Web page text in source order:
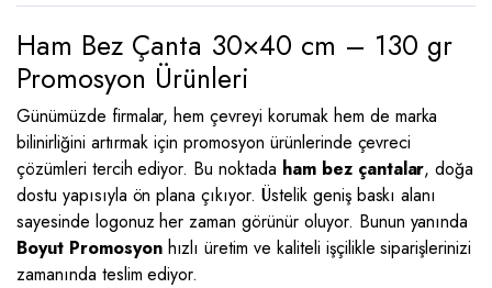
Ham Bez Çanta 30×40 cm – 130 gr
Promosyon Ürünleri
Günümüzde firmalar, hem çevreyi korumak hem de marka
bilinirliğini artırmak için promosyon ürünlerinde çevreci
çözümleri tercih ediyor. Bu noktada ham bez çantalar, doğa
dostu yapısıyla ön plana çıkıyor. Üstelik geniş baskı alanı
sayesinde logonuz her zaman görünür oluyor. Bunun yanında
Boyut Promosyonhızlı üretim ve kaliteli işçilikle siparişlerinizi
zamanında teslim ediyor.